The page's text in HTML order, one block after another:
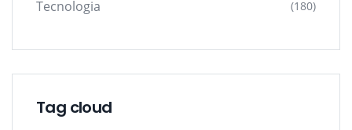
Tecnologia (180)
Tag cloud